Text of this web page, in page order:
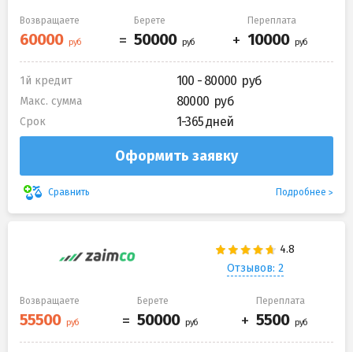
Возвращаете Берете Переплата
1й кредит 100 - 80000
Макс. сумма 80000
Срок 1-365 дней
Оформить заявку
Сравнить Подробнее
Отзывов: 2
Возвращаете Берете Переплата